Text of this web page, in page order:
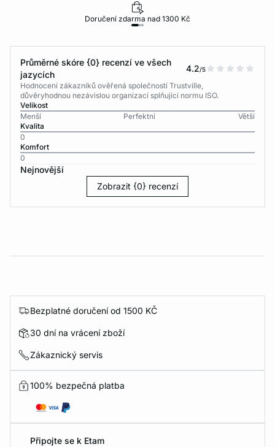
Doručení zdarma nad 1300 Kč
Průměrné skóre {0} recenzí ve všech
jazycích
4.2/5
Hodnocení zákazníků ověřená společností Trustville,
důvěryhodnou nezávislou organizací splňující normu ISO.
Velikost
Menší
Perfektní
Větší
Kvalita
0
Komfort
0
Nejnovější
Zobrazit {0} recenzí
Bezplatné doručení od 1500 KČ
30 dní na vrácení zboží
Zákaznický servis
100% bezpečná platba
Připojte se k Etam